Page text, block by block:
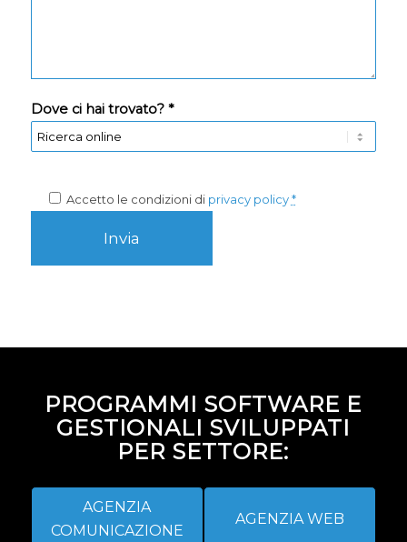
Dove ci hai trovato? *
Accetto le condizioni di privacy policy *
PROGRAMMI SOFTWARE E
GESTIONALI SVILUPPATI
PER SETTORE:
AGENZIA
COMUNICAZIONE
AGENZIA WEB